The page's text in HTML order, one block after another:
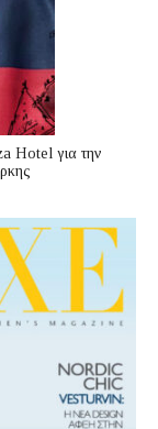
Hotel για την